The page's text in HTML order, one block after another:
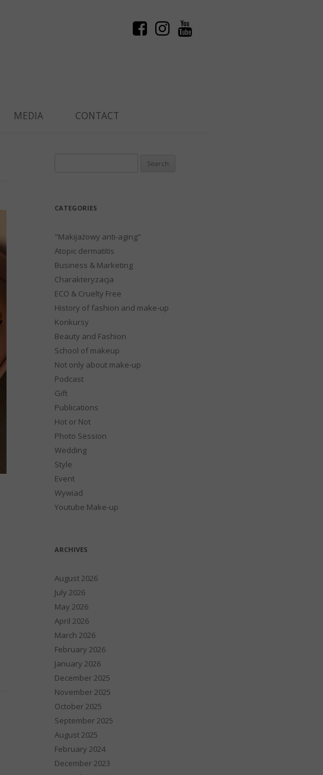
MEDIA CONTACT
CATEGORIES
"Makijażowy anti-aging"
Atopic dermatitis
Business & Marketing
Charakteryzacja
ECO & Cruelty Free
History of fashion and make-up
Konkursy
Beauty and Fashion
School of makeup
Not only about make-up
Podcast
Gift
Publications
Hot or Not
Photo Session
Wedding
Style
Event
Wywiad
Youtube Make-up
ARCHIVES
August 2026
July 2026
May 2026
April 2026
March 2026
February 2026
January 2026
December 2025
November 2025
October 2025
September 2025
August 2025
February 2024
December 2023